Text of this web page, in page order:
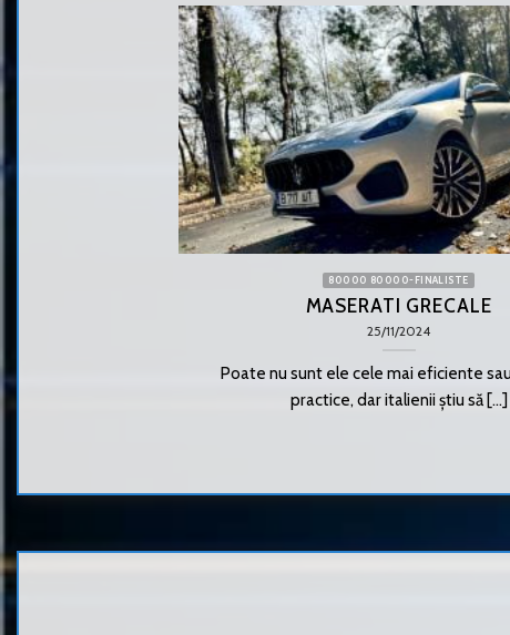
80000 80000-FINALISTE
MASERATI GRECALE
25/11/2024
Poate nu sunt ele cele mai eficiente
practice, dar italienii știu să [...]